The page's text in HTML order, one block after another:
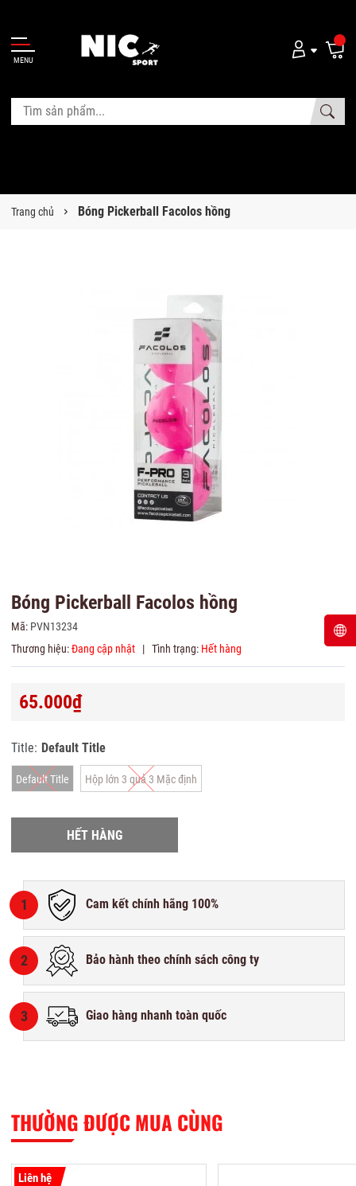
MENU
Trang chủ Bóng Pickerball Facolos hồng
Bóng Pickerball Facolos hồng
Mã: PVN13234
Thương hiệu:Đang cập nhật | Tình trạng: Hết hàng
65.000₫
Title: Default Title
Default Title Hộp lớn 3 quả 3 Mặc định
HẾT HÀNG
1 Cam kết chính hãng 100%
2 Bảo hành theo chính sách công ty
3 Giao hàng nhanh toàn quốc
THƯỜNG ĐƯỢC MUA CÙNG
Liên hệ